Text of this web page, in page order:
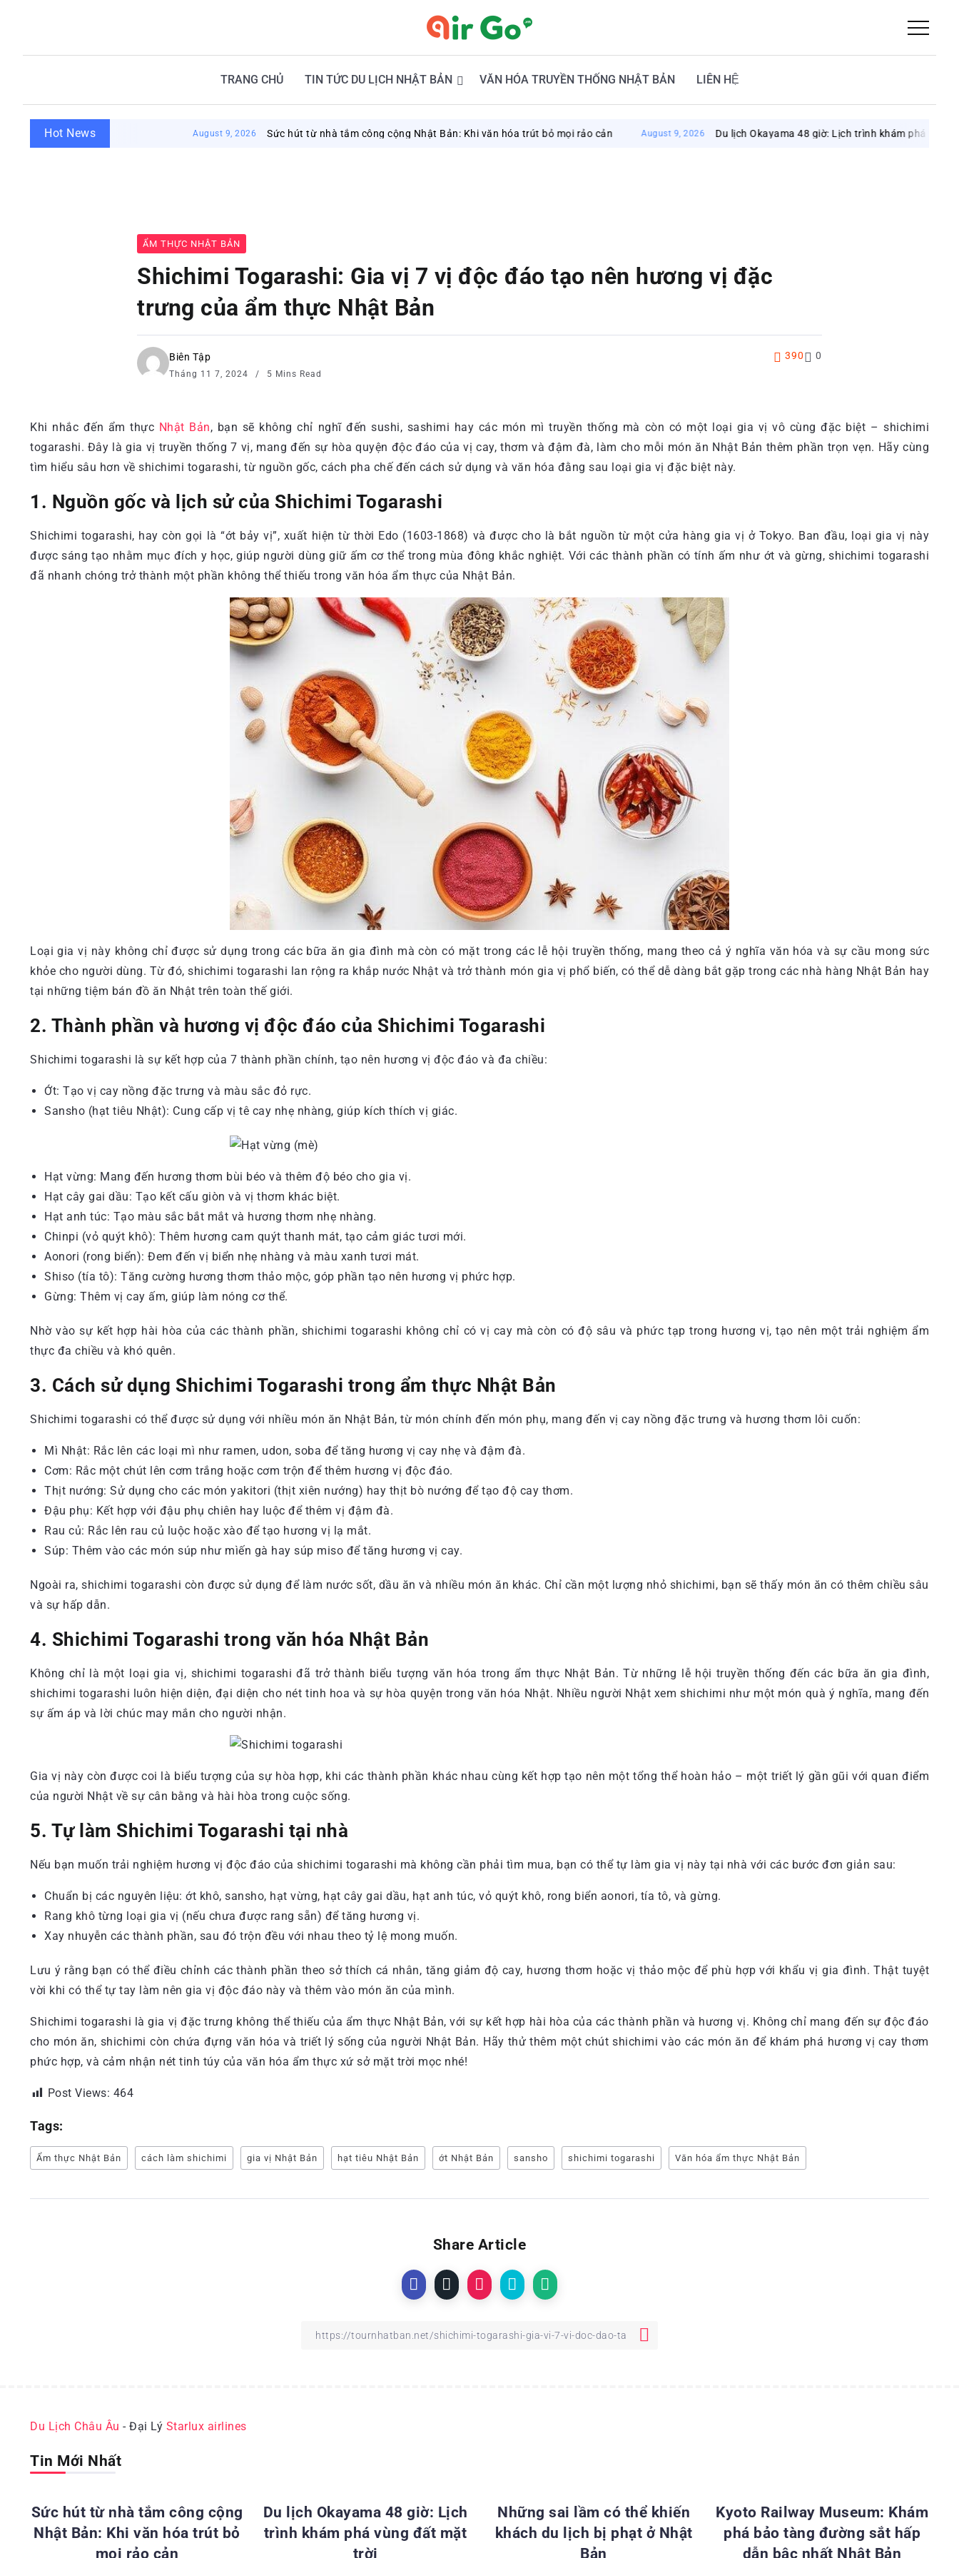
TRANG CHỦ TIN TỨC DU LỊCH NHẬT BẢN VĂN HÓA TRUYỀN THỐNG NHẬT BẢN LIÊN HỆ
Hot News August 9, 2026 Sức hút từ nhà tắm công cộng Nhật Bản: Khi văn hóa trút bỏ mọi rảo cản August 9, 2026 Du lịch Okayama 48 giờ: Lịch trình khám phá vùng đất mặt trời
ẨM THỰC NHẬT BẢN
Shichimi Togarashi: Gia vị 7 vị độc đáo tạo nên hương vị đặc
trưng của ẩm thực Nhật Bản
Biên Tập
Tháng 11 7, 2024 5 Mins Read
390 0
Khi nhắc đến ẩm thực Nhật Bản, bạn sẽ không chỉ nghĩ đến sushi, sashimi hay các món mì truyền thống mà còn có một loại gia vị vô cùng đặc biệt – shichimi
togarashi. Đây là gia vị truyền thống 7 vị, mang đến sự hòa quyện độc đáo của vị cay, thơm và đậm đà, làm cho mỗi món ăn Nhật Bản thêm phần trọn vẹn. Hãy cùng
tìm hiểu sâu hơn về shichimi togarashi, từ nguồn gốc, cách pha chế đến cách sử dụng và văn hóa đằng sau loại gia vị đặc biệt này.
1. Nguồn gốc và lịch sử của Shichimi Togarashi
Shichimi togarashi, hay còn gọi là “ớt bảy vị”, xuất hiện từ thời Edo (1603-1868) và được cho là bắt nguồn từ một cửa hàng gia vị ở Tokyo. Ban đầu, loại gia vị này
được sáng tạo nhằm mục đích y học, giúp người dùng giữ ấm cơ thể trong mùa đông khắc nghiệt. Với các thành phần có tính ấm như ớt và gừng, shichimi togarashi
đã nhanh chóng trở thành một phần không thể thiếu trong văn hóa ẩm thực của Nhật Bản.
Loại gia vị này không chỉ được sử dụng trong các bữa ăn gia đình mà còn có mặt trong các lễ hội truyền thống, mang theo cả ý nghĩa văn hóa và sự cầu mong sức
khỏe cho người dùng. Từ đó, shichimi togarashi lan rộng ra khắp nước Nhật và trở thành món gia vị phổ biến, có thể dễ dàng bắt gặp trong các nhà hàng Nhật Bản hay
tại những tiệm bán đồ ăn Nhật trên toàn thế giới.
2. Thành phần và hương vị độc đáo của Shichimi Togarashi
Shichimi togarashi là sự kết hợp của 7 thành phần chính, tạo nên hương vị độc đáo và đa chiều:
Ớt: Tạo vị cay nồng đặc trưng và màu sắc đỏ rực.
Sansho (hạt tiêu Nhật): Cung cấp vị tê cay nhẹ nhàng, giúp kích thích vị giác.
Hạt vừng: Mang đến hương thơm bùi béo và thêm độ béo cho gia vị.
Hạt cây gai dầu: Tạo kết cấu giòn và vị thơm khác biệt.
Hạt anh túc: Tạo màu sắc bắt mắt và hương thơm nhẹ nhàng.
Chinpi (vỏ quýt khô): Thêm hương cam quýt thanh mát, tạo cảm giác tươi mới.
Aonori (rong biển): Đem đến vị biển nhẹ nhàng và màu xanh tươi mát.
Shiso (tía tô): Tăng cường hương thơm thảo mộc, góp phần tạo nên hương vị phức hợp.
Gừng: Thêm vị cay ấm, giúp làm nóng cơ thể.
Nhờ vào sự kết hợp hài hòa của các thành phần, shichimi togarashi không chỉ có vị cay mà còn có độ sâu và phức tạp trong hương vị, tạo nên một trải nghiệm ẩm
thực đa chiều và khó quên.
3. Cách sử dụng Shichimi Togarashi trong ẩm thực Nhật Bản
Shichimi togarashi có thể được sử dụng với nhiều món ăn Nhật Bản, từ món chính đến món phụ, mang đến vị cay nồng đặc trưng và hương thơm lôi cuốn:
Mì Nhật: Rắc lên các loại mì như ramen, udon, soba để tăng hương vị cay nhẹ và đậm đà.
Cơm: Rắc một chút lên cơm trắng hoặc cơm trộn để thêm hương vị độc đáo.
Thịt nướng: Sử dụng cho các món yakitori (thịt xiên nướng) hay thịt bò nướng để tạo độ cay thơm.
Đậu phụ: Kết hợp với đậu phụ chiên hay luộc để thêm vị đậm đà.
Rau củ: Rắc lên rau củ luộc hoặc xào để tạo hương vị lạ mắt.
Súp: Thêm vào các món súp như mìến gà hay súp miso để tăng hương vị cay.
Ngoài ra, shichimi togarashi còn được sử dụng để làm nước sốt, dầu ăn và nhiều món ăn khác. Chỉ cần một lượng nhỏ shichimi, bạn sẽ thấy món ăn có thêm chiều sâu
và sự hấp dẫn.
4. Shichimi Togarashi trong văn hóa Nhật Bản
Không chỉ là một loại gia vị, shichimi togarashi đã trở thành biểu tượng văn hóa trong ẩm thực Nhật Bản. Từ những lễ hội truyền thống đến các bữa ăn gia đình,
shichimi togarashi luôn hiện diện, đại diện cho nét tinh hoa và sự hòa quyện trong văn hóa Nhật. Nhiều người Nhật xem shichimi như một món quà ý nghĩa, mang đến
sự ấm áp và lời chúc may mắn cho người nhận.
Gia vị này còn được coi là biểu tượng của sự hòa hợp, khi các thành phần khác nhau cùng kết hợp tạo nên một tổng thể hoàn hảo – một triết lý gần gũi với quan điểm
của người Nhật về sự cân bằng và hài hòa trong cuộc sống.
5. Tự làm Shichimi Togarashi tại nhà
Nếu bạn muốn trải nghiệm hương vị độc đáo của shichimi togarashi mà không cần phải tìm mua, bạn có thể tự làm gia vị này tại nhà với các bước đơn giản sau:
Chuẩn bị các nguyên liệu: ớt khô, sansho, hạt vừng, hạt cây gai dầu, hạt anh túc, vỏ quýt khô, rong biển aonori, tía tô, và gừng.
Rang khô từng loại gia vị (nếu chưa được rang sẵn) để tăng hương vị.
Xay nhuyễn các thành phần, sau đó trộn đều với nhau theo tỷ lệ mong muốn.
Lưu ý rằng bạn có thể điều chỉnh các thành phần theo sở thích cá nhân, tăng giảm độ cay, hương thơm hoặc vị thảo mộc để phù hợp với khẩu vị gia đình. Thật tuyệt
vời khi có thể tự tay làm nên gia vị độc đáo này và thêm vào món ăn của mình.
Shichimi togarashi là gia vị đặc trưng không thể thiếu của ẩm thực Nhật Bản, với sự kết hợp hài hòa của các thành phần và hương vị. Không chỉ mang đến sự độc đáo
cho món ăn, shichimi còn chứa đựng văn hóa và triết lý sống của người Nhật Bản. Hãy thử thêm một chút shichimi vào các món ăn để khám phá hương vị cay thơm
phức hợp, và cảm nhận nét tinh túy của văn hóa ẩm thực xứ sở mặt trời mọc nhé!
Post Views: 464
Tags:
Ẩm thực Nhật Bản cách làm shichimi gia vị Nhật Bản hạt tiêu Nhật Bản ớt Nhật Bản sansho shichimi togarashi Văn hóa ẩm thực Nhật Bản
Share Article
Du Lịch Châu Âu - Đại Lý Starlux airlines
Tin Mới Nhất
ĐỊA ĐIỂM DU LỊCH NHẬT BẢN
Sức hút từ nhà tắm công cộng
Nhật Bản: Khi văn hóa trút bỏ
mọi rảo cản
Du lịch Okayama 48 giờ: Lịch
trình khám phá vùng đất mặt
trời
Những sai lầm có thể khiến
khách du lịch bị phạt ở Nhật
Bản
Kyoto Railway Museum: Khám
phá bảo tàng đường sắt hấp
dẫn bậc nhất Nhật Bản